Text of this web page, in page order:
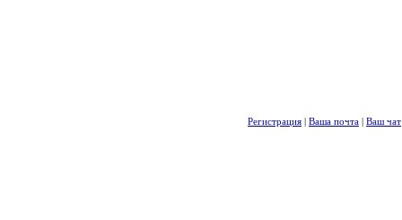
Регистрация | Ваша почта | Ваш чат